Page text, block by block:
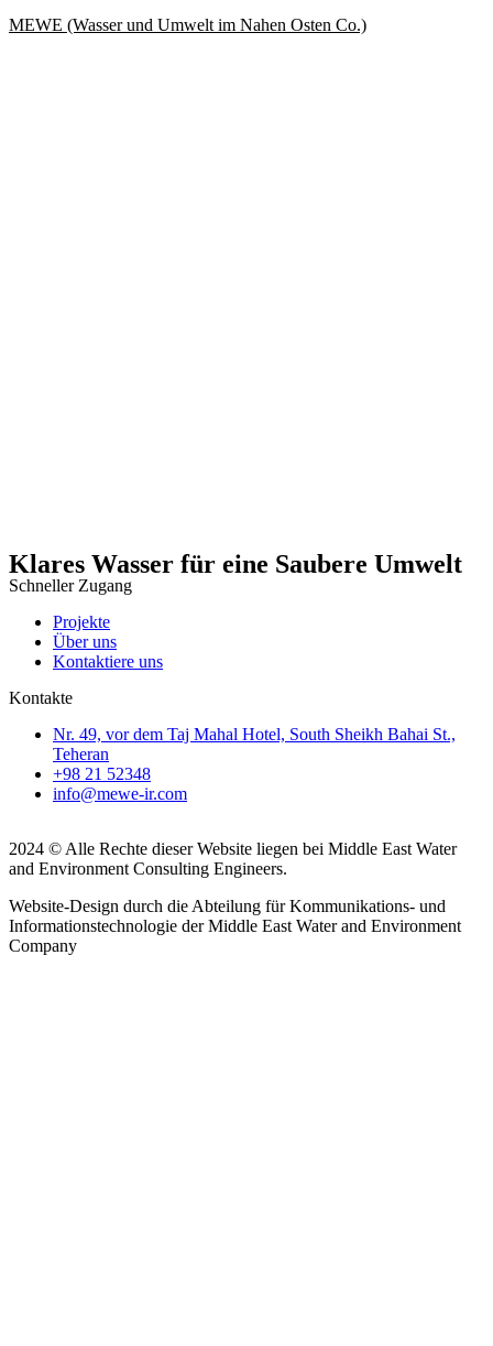
MEWE (Wasser und Umwelt im Nahen Osten Co.)
Klares Wasser für eine Saubere Umwelt
Schneller Zugang
Projekte
Über uns
Kontaktiere uns
Kontakte
Nr. 49, vor dem Taj Mahal Hotel, South Sheikh Bahai St.,
Teheran
+98 21 52348
info@mewe-ir.com
2024 © Alle Rechte dieser Website liegen bei Middle East Water
and Environment Consulting Engineers.
Website-Design durch die Abteilung für Kommunikations- und
Informationstechnologie der Middle East Water and Environment
Company